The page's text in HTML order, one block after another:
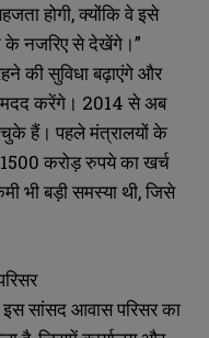
होगी, क्योंकि वे इसे
के नजरिए से देखेंगे।”
की सुविधा बढ़ाएंगे और
मदद करेंगे। 2014 से अब
हैं। पहले मंत्रालयों के
1500 करोड़ रुपये का खर्च
भी बड़ी समस्या थी, जिसे
इस सांसद आवास परिसर का